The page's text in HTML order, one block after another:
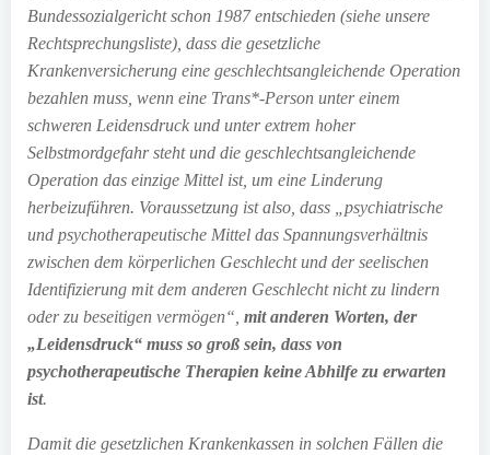
Bundessozialgericht schon 1987 entschieden (siehe unsere
Rechtsprechungsliste), dass die gesetzliche
Krankenversicherung eine geschlechtsangleichende Operation
bezahlen muss, wenn eine Trans*-Person unter einem
schweren Leidensdruck und unter extrem hoher
Selbstmordgefahr steht und die geschlechtsangleichende
Operation das einzige Mittel ist, um eine Linderung
herbeizuführen. Voraussetzung ist also, dass „psychiatrische
und psychotherapeutische Mittel das Spannungsverhältnis
zwischen dem körperlichen Geschlecht und der seelischen
Identifizierung mit dem anderen Geschlecht nicht zu lindern
oder zu beseitigen vermögen“, mit anderen Worten, der
„Leidensdruck“ muss so groß sein, dass von
psychotherapeutische Therapien keine Abhilfe zu erwarten
ist.
Damit die gesetzlichen Krankenkassen in solchen Fällen die